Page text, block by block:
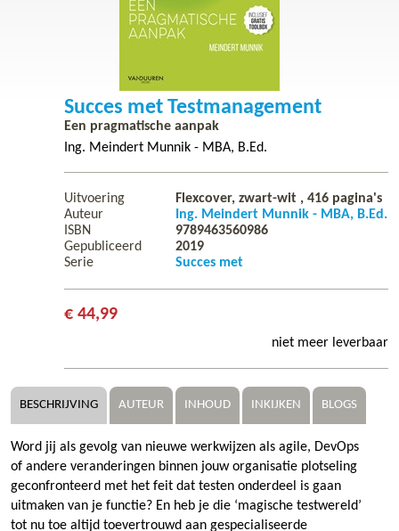
Succes met Testmanagement
Een pragmatische aanpak
Ing. Meindert Munnik - MBA, B.Ed.
Uitvoering Flexcover, zwart-wit , 416 pagina's
Auteur
Ing. Meindert Munnik - MBA, B.Ed.
ISBN
9789463560986
Gepubliceerd
2019
Serie
Succes met
€ 44,99
niet meer leverbaar
BESCHRIJVING AUTEUR INHOUD INKIJKEN BLOGS
Word jij als gevolg van nieuwe werkwijzen als agile, DevOps
of andere veranderingen binnen jouw organisatie plotseling
geconfronteerd met het feit dat testen onderdeel is gaan
uitmaken van je functie? En heb je die ‘magische testwereld’
tot nu toe altijd toevertrouwd aan gespecialiseerde